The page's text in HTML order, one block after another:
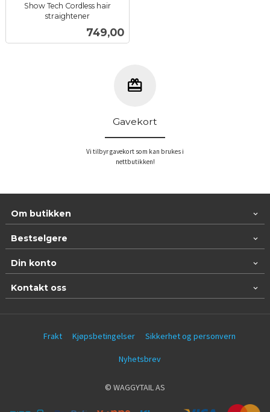
Show Tech Cordless hair
straightener
Pris
749,00
Gavekort
Vi tilbyr gavekort som kan brukes i
nettbutikken!
Om butikken
Bestselgere
Din konto
Kontakt oss
Frakt Kjøpsbetingelser Sikkerhet og personvern
Nyhetsbrev
© WAGGYTAIL AS